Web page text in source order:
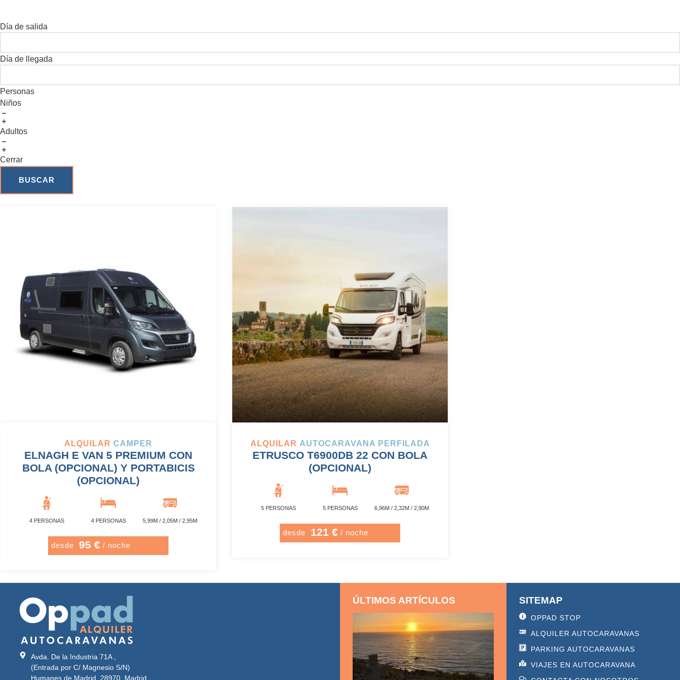
Día de salida
Día de llegada
Personas
Niños
Adultos
Cerrar
BUSCAR
ALQUILAR CAMPER
ELNAGH E VAN 5 PREMIUM CON
BOLA (OPCIONAL) Y PORTABICIS
(OPCIONAL)
4 PERSONAS 4 PERSONAS 5,99M / 2,05M / 2,95M
desde 95 € / noche
ALQUILAR AUTOCARAVANA PERFILADA
ETRUSCO T6900DB 22 CON BOLA
(OPCIONAL)
5 PERSONAS 5 PERSONAS 6,96M / 2,32M / 2,90M
desde 121 € / noche
Avda. De la Industria 71A ,
(Entrada por C/ Magnesio S/N)
Humanes de Madrid, 28970, Madrid
ÚLTIMOS ARTÍCULOS SITEMAP
OPPAD STOP
ALQUILER AUTOCARAVANAS
PARKING AUTOCARAVANAS
VIAJES EN AUTOCARAVANA